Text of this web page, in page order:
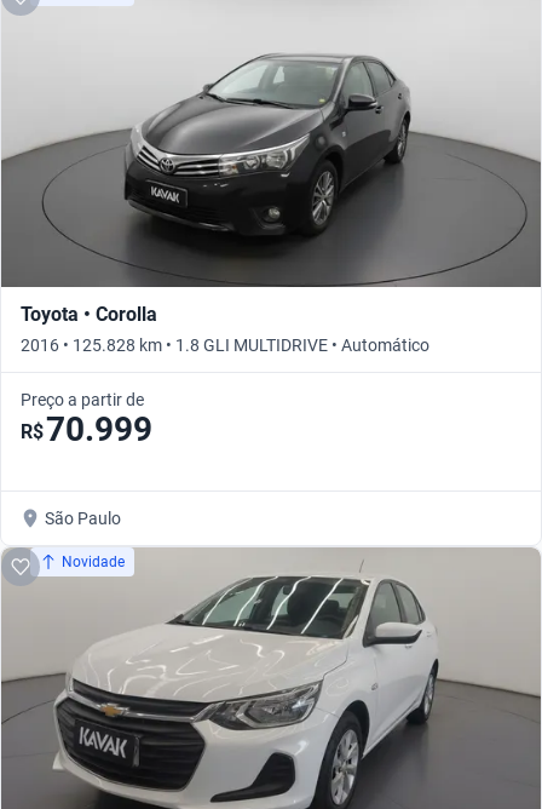
Toyota • Corolla
2016 • 125.828 km • 1.8 GLI MULTIDRIVE • Automático
Preço a partir de
R$70.999
São Paulo
Novidade